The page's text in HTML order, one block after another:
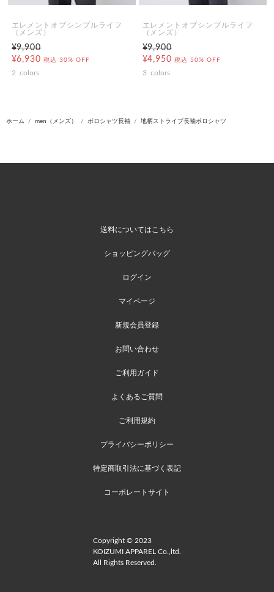
エレメントオブシンプルライフ
（メンズ）
¥9,900
¥6,930 税込 30% OFF
2 colors
エレメントオブシンプルライフ
（メンズ）
¥9,900
¥4,950 税込 50% OFF
3 colors
ホーム men（メンズ） ポロシャツ長袖 地柄ストライプ長袖ポロシャツ
送料についてはこちら
ショッピングバッグ
ログイン
マイページ
新規会員登録
お問い合わせ
ご利用ガイド
よくあるご質問
ご利用規約
プライバシーポリシー
特定商取引法に基づく表記
コーポレートサイト
Copyright © 2023
KOIZUMI APPAREL Co.,ltd.
All Rights Reserved.